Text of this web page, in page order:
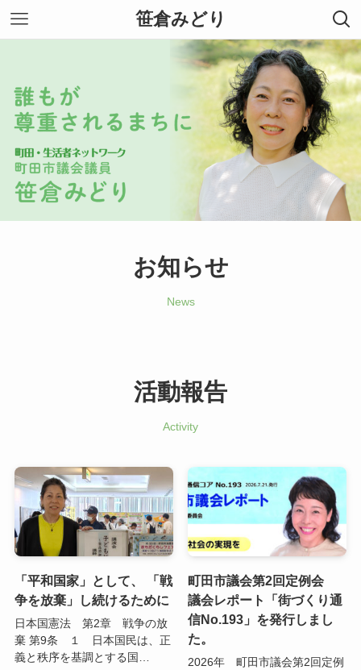
笹倉みどり
お知らせ
News
活動報告
Activity
「平和国家」として、 「戦
争を放棄」し続けるために
日本国憲法 第2章 戦争の放
棄 第9条 １ 日本国民は、正
義と秩序を基調とする国…
町田市議会第2回定例会
議会レポート「街づくり通
信No.193」を発行しまし
た。
2026年 町田市議会第2回定例